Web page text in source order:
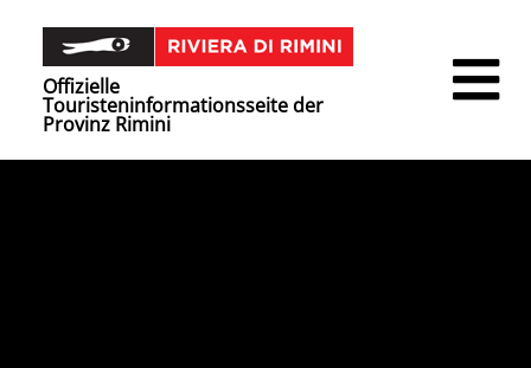
Offizielle
Touristeninformationsseite der
Provinz Rimini